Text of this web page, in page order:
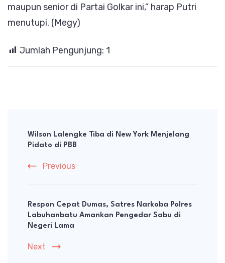
maupun senior di Partai Golkar ini,” harap Putri
menutupi. (Megy)
Jumlah Pengunjung: 1
Navigation
Wilson Lalengke Tiba di New York Menjelang
Pidato di PBB
Previous
Respon Cepat Dumas, Satres Narkoba Polres
Labuhanbatu Amankan Pengedar Sabu di
Negeri Lama
Next